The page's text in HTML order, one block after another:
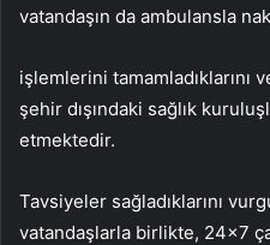
vatandaşın da ambulansla
işlemlerini tamamladıklarını
şehir dışındaki sağlık
etmektedir.
Tavsiyeler sağladıklarını
vatandaşlarla birlikte, 24×7